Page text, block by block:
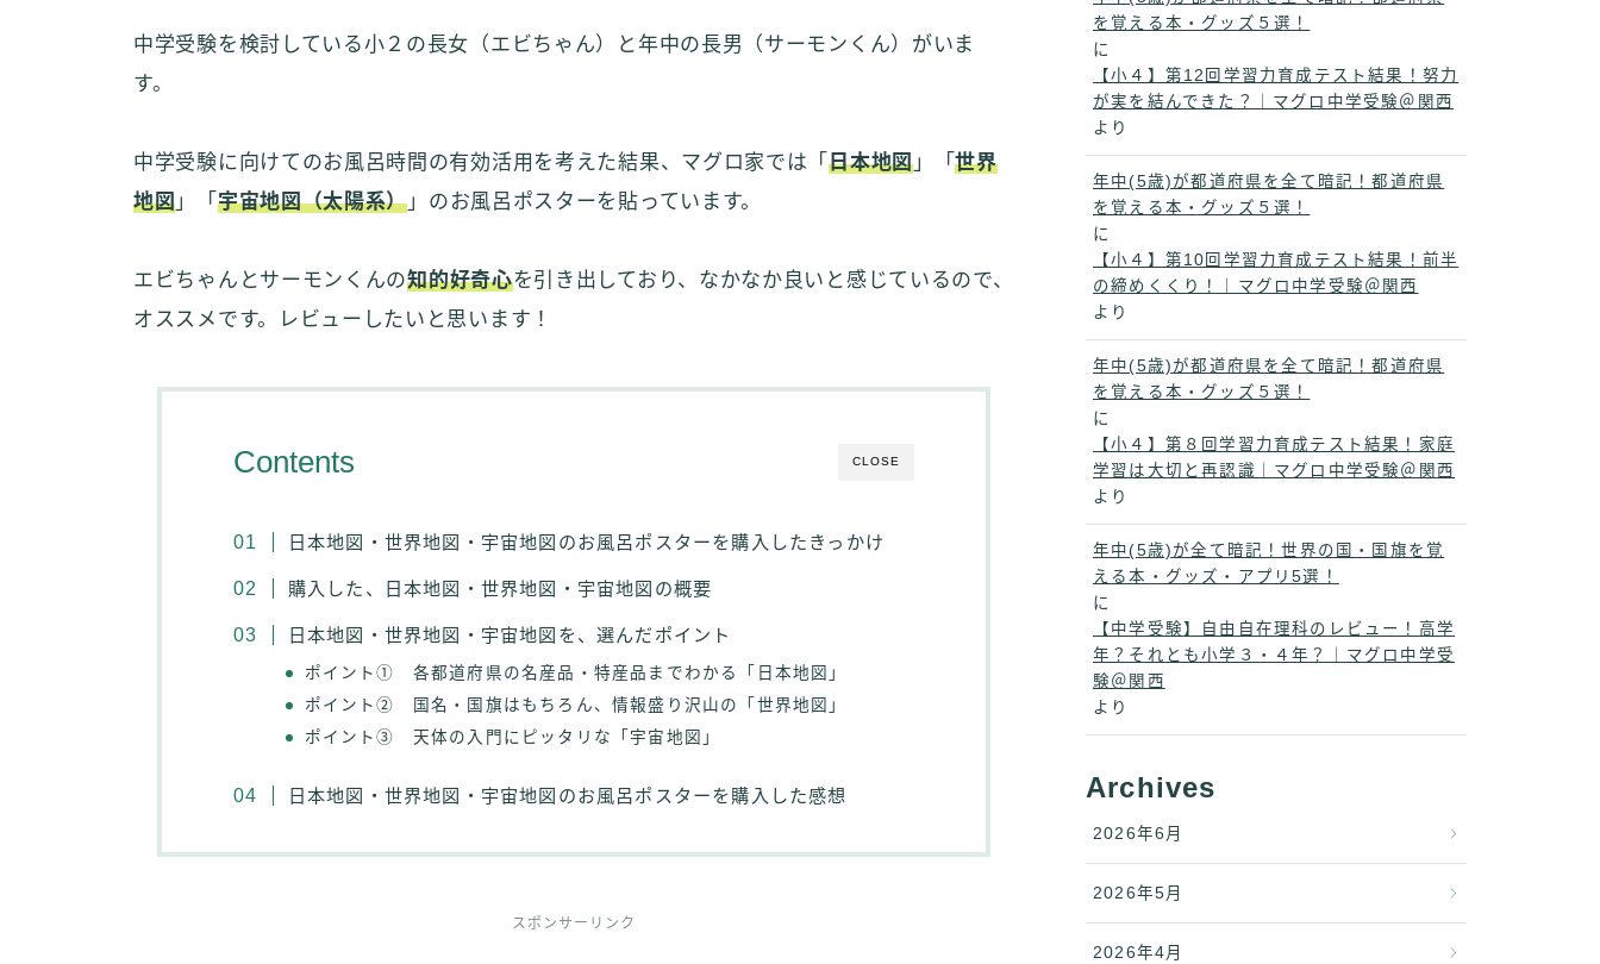
中学受験を検討している小２の長女（エビちゃん）と年中の長男（サーモンくん）がいま
す。
中学受験に向けてのお風呂時間の有効活用を考えた結果、マグロ家では「日本地図」「世界
地図 」「 宇宙地図（太陽系） 」のお風呂ポスターを貼っています。
エビちゃんとサーモンくんの知的好奇心を引き出しており、なかなか良いと感じているので、
オススメです。レビューしたいと思います！
CLOSE
Contents
日本地図・世界地図・宇宙地図のお風呂ポスターを購入したきっかけ
購入した、日本地図・世界地図・宇宙地図の概要
日本地図・世界地図・宇宙地図を、選んだポイント
ポイント① 各都道府県の名産品・特産品までわかる「日本地図」
ポイント② 国名・国旗はもちろん、情報盛り沢山の「世界地図」
ポイント③ 天体の入門にピッタリな「宇宙地図」
日本地図・世界地図・宇宙地図のお風呂ポスターを購入した感想
スポンサーリンク
を覚える本・グッズ５選！
に
【小４】第12回学習力育成テスト結果！努力
が実を結んできた？｜マグロ中学受験＠関西
より
年中(5歳)が都道府県を全て暗記！都道府県
を覚える本・グッズ５選！
に
【小４】第10回学習力育成テスト結果！前半
の締めくくり！｜マグロ中学受験＠関西
より
年中(5歳)が都道府県を全て暗記！都道府県
を覚える本・グッズ５選！
に
【小４】第８回学習力育成テスト結果！家庭
学習は大切と再認識｜マグロ中学受験＠関西
より
年中(5歳)が全て暗記！世界の国・国旗を覚
える本・グッズ・アプリ5選！
に
【中学受験】自由自在理科のレビュー！高学
年？それとも小学３・４年？｜マグロ中学受
験＠関西
より
Archives
2026年6月
2026年5月
2026年4月